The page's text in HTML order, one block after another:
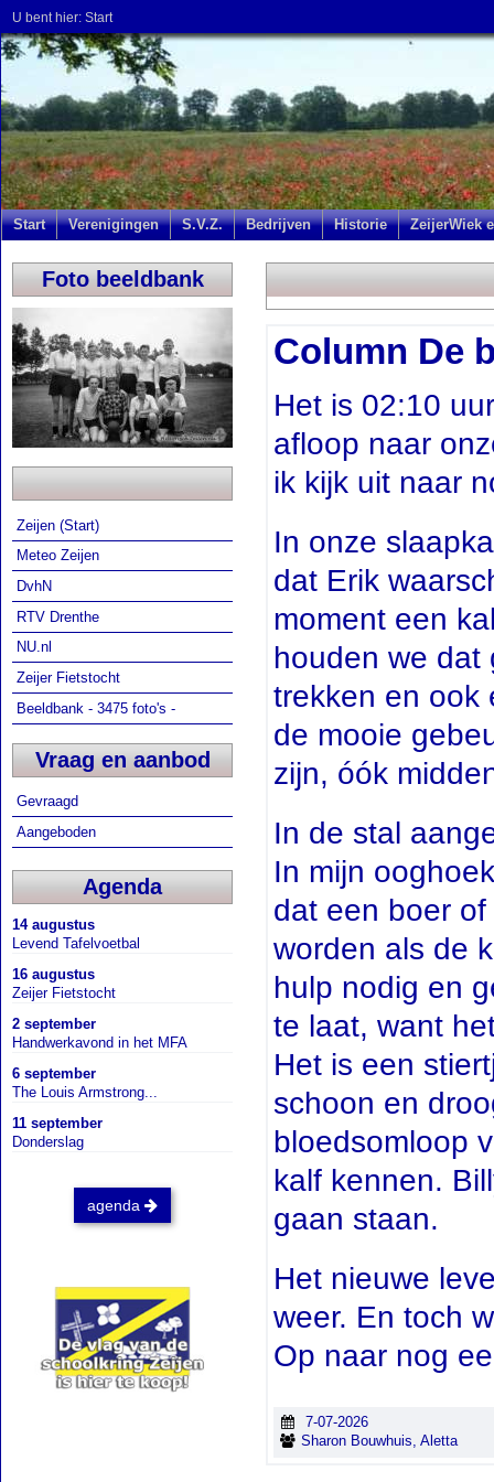
U bent hier: Start
Start Verenigingen S.V.Z. Bedrijven Historie ZeijerWiek
Foto beeldbank
Zeijen (Start)
Meteo Zeijen
DvhN
RTV Drenthe
NU.nl
Zeijer Fietstocht
Beeldbank - 3475 foto's -
Vraag en aanbod
Gevraagd
Aangeboden
Agenda
14 augustus
Levend Tafelvoetbal
16 augustus
Zeijer Fietstocht
2 september
Handwerkavond in het MFA
6 september
The Louis Armstrong...
11 september
Donderslag
agenda
Column De
Het is 02:10
afloop naar
ik kijk uit naar
In onze
dat Erik
moment een
houden we dat
trekken en ook
de mooie
zijn, óók
In de stal
In mijn
dat een boer
worden als de
hulp nodig en
te laat, want
Het is een
schoon en
bloedsomloop
kalf kennen.
gaan staan.
Het nieuwe
weer. En toch
Op naar nog
7-07-2026
Sharon Bouwhuis, Aletta